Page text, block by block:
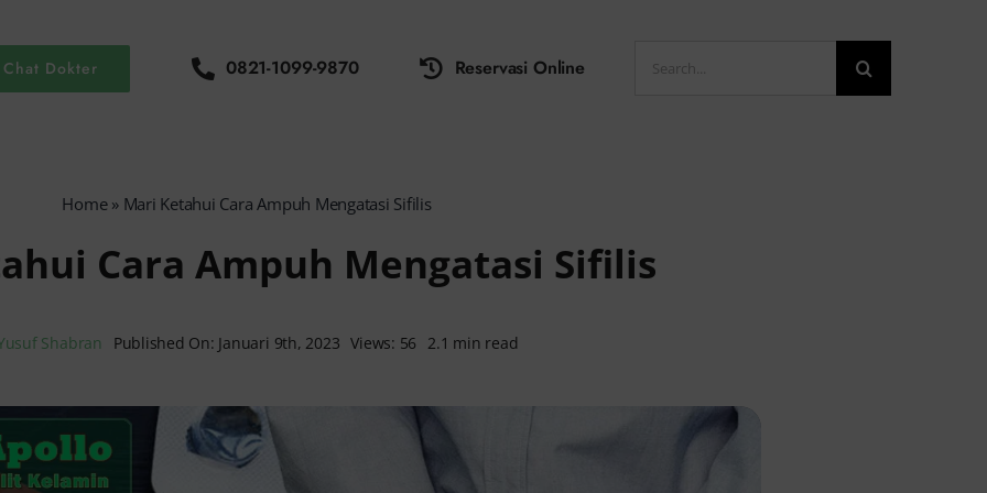
Chat Dokter 0821-1099-9870 Reservasi Online
for:
Home» Mari Ketahui Cara Ampuh Mengatasi Sifilis
Cara Ampuh Mengatasi Sifilis
Shabran Published On: Januari 9th, 2023 Views: 56 2.1 min read